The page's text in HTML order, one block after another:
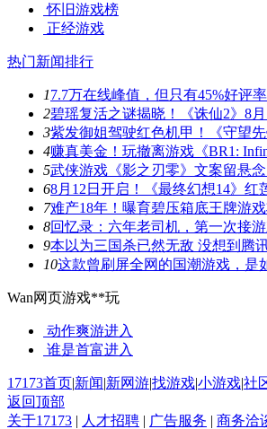
怀旧游戏榜
正经游戏
热门新闻排行
17.7万在线峰值，但只有45%好评
2碧瑶复活之谜揭晓！《诛仙2》8
3紫发御姐驾驶红色机甲！《守望
4赚真美金！玩撤离游戏《BR1:
5武侠游戏《影之刃零》文案留悬
68月12日开启！《最终幻想14》红
7难产18年！曝育碧压箱底王牌游
8回忆录：六年老司机，第一次接
9本以为三国杀已然无敌 没想到腾
10这款曾刷屏全网的国潮游戏，是
Wan网页游戏**玩
动作爽游进入
谁是首富进入
17173首页|新闻|新网游|找游戏|小游戏|社
返回顶部
关于17173 | 人才招聘 | 广告服务 | 商务洽